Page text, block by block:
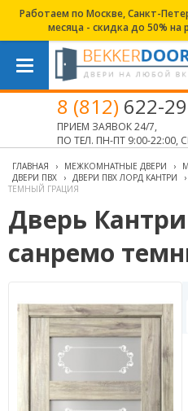
Работаем по Москве, Санкт-
месяца - скидка до 50%
8 (812) 622-
ПРИЕМ ЗАЯВОК 24/7,
ПО ТЕЛ. ПН-ПТ 9:00-22:00,
ГЛАВНАЯ › МЕЖКОМНАТНЫЕ ДВЕРИ ›
ДВЕРИ ПВХ
› ДВЕРИ ПВХ ЛОРД КАНТРИ ›
ТЕМНЫЙ ГРАЦИЯ
Дверь
санремо